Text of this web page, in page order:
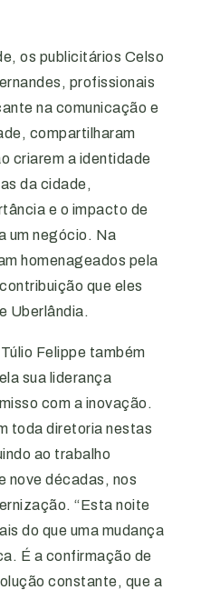
os publicitários Celso
profissionais
na comunicação e
compartilharam
criarem a identidade
da cidade,
e o impacto de
um negócio. Na
homenageados pela
que eles
Uberlândia.
Felippe também
sua liderança
com a inovação.
toda diretoria nestas
ao trabalho
nove décadas, nos
“Esta noite
do que uma mudança
É a confirmação de
constante, que a